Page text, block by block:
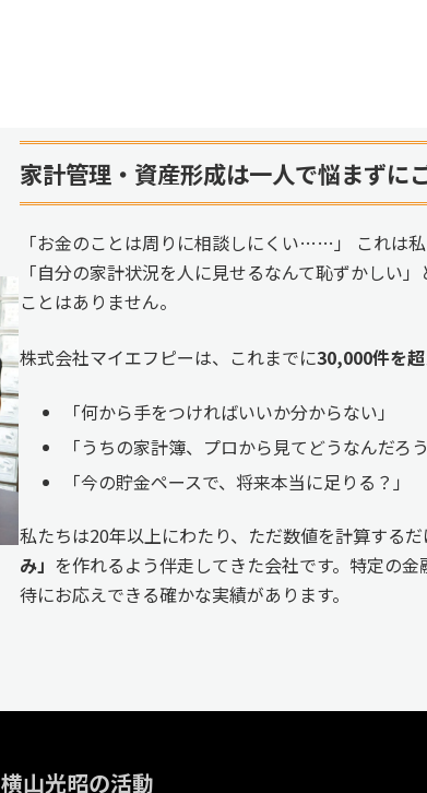
家計管理・資産形成は一人で悩まずに
「お金のことは周りに相談しにくい……」 これは
「自分の家計状況を人に見せるなんて恥ずかしい
ことはありません。
株式会社マイエフピーは、これまでに30,000件を
「何から手をつければいいか分からない」
「うちの家計簿、プロから見てどうなんだろう
「今の貯金ペースで、将来本当に足りる？」
私たちは20年以上にわたり、ただ数値を計算する
み」 を作れるよう伴走してきた会社です。特定の
待にお応えできる確かな実績があります。
横山光昭の活動